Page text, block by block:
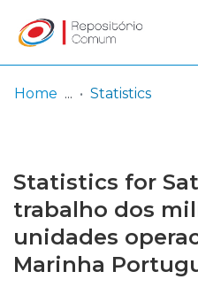
Browse repository
Entities
Log
In
(current)
Home Statistics
Statistics for
trabalho dos
unidades
Marinha